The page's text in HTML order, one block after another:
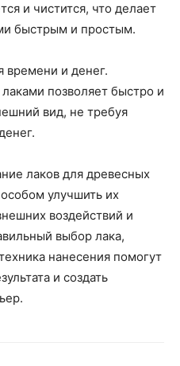
и чистится, что делает
быстрым и простым.
времени и денег.
позволяет быстро и
вид, не требуя
лаков для древесных
улучшить их
воздействий и
выбор лака,
нанесения помогут
и создать